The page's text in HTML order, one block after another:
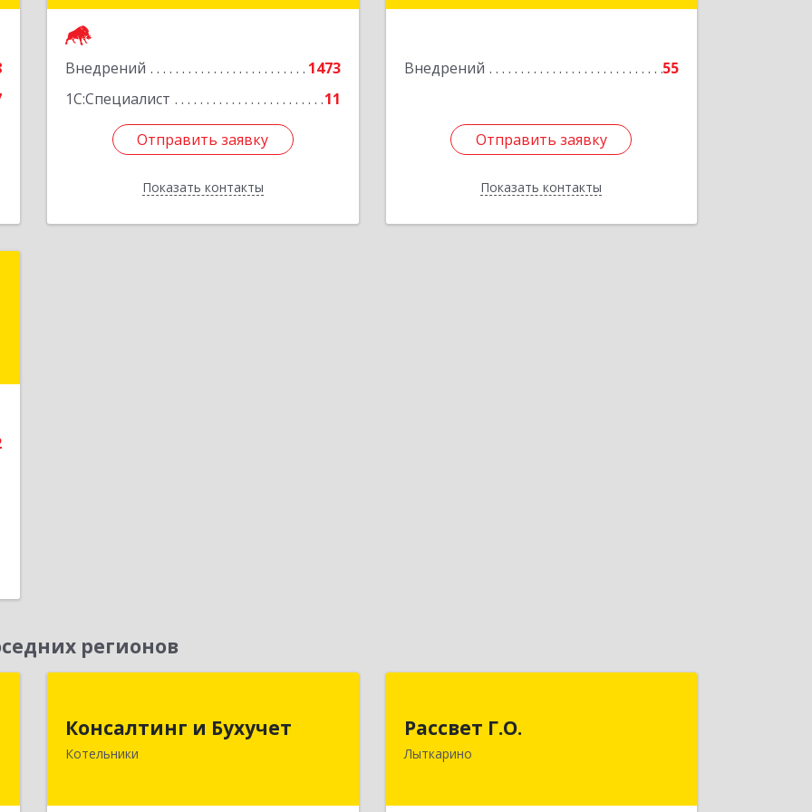
Внедрений
1473
1С:Специалист
11
Отправить заявку
Показать контакты
Отправить заявку
Назад
Внедрений 55
Отправить заявку
Показать контакты
Отправить заявку
Назад
регионов
Консалтинг и Бухучет
Котельники
140054, Московская обл, Котельники
г, Карьерная ул, дом № 13, пом.1
Рассвет Г.О.
Лыткарино